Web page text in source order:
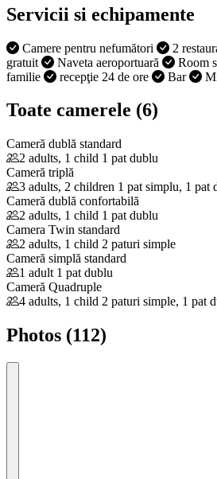
Servicii si echipamente
Camere pentru nefumători 2
gratuit
Naveta aeroportuară Room
familie
recepţie 24 de ore Bar
Toate camerele (6)
Cameră dublă standard
2 adults, 1 child 1 pat dublu
Cameră triplă
3 adults, 2 children 1 pat simplu, 1 pat
Cameră dublă confortabilă
2 adults, 1 child 1 pat dublu
Camera Twin standard
2 adults, 1 child 2 paturi simple
Cameră simplă standard
1 adult 1 pat dublu
Cameră Quadruple
4 adults, 1 child 2 paturi simple, 1 pat
Photos (112)